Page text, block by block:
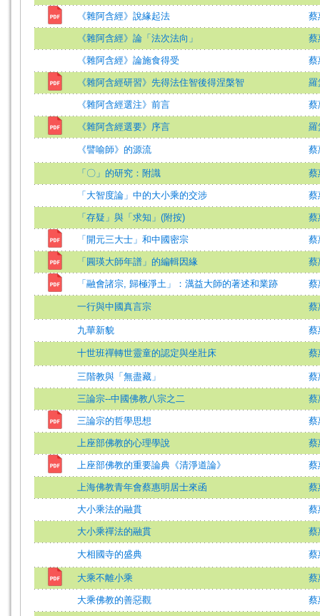
《雜阿含經》說緣起法 蔡
《雜阿含經》論「法次法向」 蔡
《雜阿含經》論施食得受 蔡
《雜阿含經研習》先得法住智後得涅槃智 羅
《雜阿含經選注》前言 蔡
《雜阿含經選要》序言 羅
《譬喻師》的源流 蔡
「〇」的研究：附識 蔡
「大智度論」中的大小乘的交涉 蔡
「存疑」與「求知」(附按) 蔡
「開元三大士」和中國密宗 蔡
「圓瑛大師年譜」的編輯因緣 蔡
「融會諸宗, 歸極淨土」：澫益大師的著述和業跡 蔡
一行與中國真言宗 蔡
九華新貌 蔡
十世班禪轉世靈童的認定與坐壯床 蔡
三階教與「無盡藏」 蔡
三論宗--中國佛教八宗之二 蔡
三論宗的哲學思想 蔡
上座部佛教的心理學說 蔡
上座部佛教的重要論典《清淨道論》 蔡
上海佛教青年會蔡惠明居士來函 蔡
大小乘法的融貫 蔡
大小乘禪法的融貫 蔡
大相國寺的盛典 蔡
大乘不離小乘 蔡
大乘佛教的善惡觀 蔡